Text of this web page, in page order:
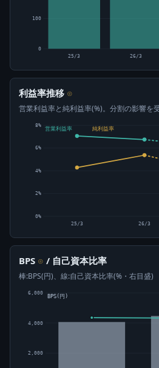
0
100
25/3 26/3
利益率推移 ⊙
営業利益率と純利益率(%)。分割の影響を
0%
2%
4%
6%
8%
営業利益率 純利益率
25/3 26/3
BPS ⊙ / 自己資本比率
棒:BPS(円)、線:自己資本比率(%・右目盛)
2,000
4,000
6,000
BPS(円)